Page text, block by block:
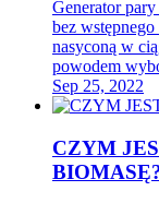
Generator
bez
nasyconą w
powodem
Sep 25, 2022
CZYM